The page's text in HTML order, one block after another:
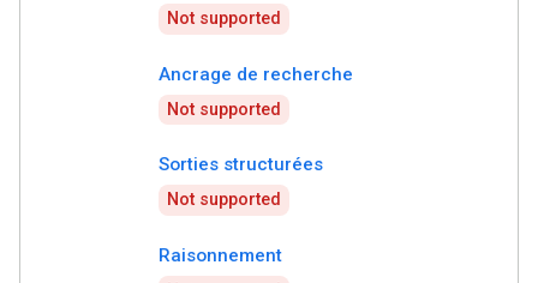
Not supported
Ancrage de recherche
Not supported
Sorties structurées
Not supported
Raisonnement